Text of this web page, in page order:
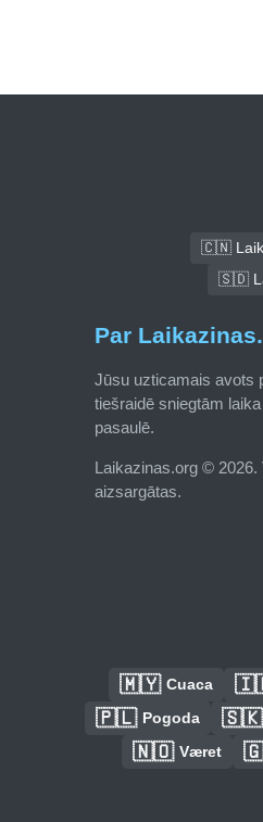
🇨🇳
🇸🇩
Par
Jūsu uzticamais avots
tiešraidē sniegtām
pasaulē.
Laikazinas.org © 2026.
aizsargātas.
🇲🇾 Cuaca
🇵🇱 Pogoda 🇸🇰
🇳🇴 Været